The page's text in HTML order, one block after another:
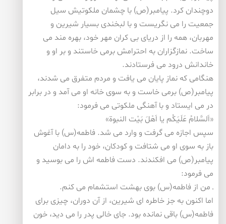
دوچندان كرد. پیامبر(ص) با چشمان ملكوتیش سیل
جمعیت را می نگریست و با لبخندی بسیار شیرین و
مهربان، همه را از دریای بی كران مهر خود، بهره مند می
ساخت. نمازگزاران به احترامش برمی خاستند و بر او و
خاندانش درود می فرستادند.
هنگامی كه نماز پایان می یافت و مردم متفرق می شدند،
پیامبر(ص) برمی خاست و به سوی خانه او می آمد و در برابر
در می ایستاد و با آهنگی ملكوتی می فرمود:
«اَلسَّلامُ عَلَیَكُم یا اَهْلَ بَیْت النبوة»
سپس اجازه می گرفت و وارد می شد. فاطمه(س) با آغوش
باز به سوی او می شتافت و كودكان، خود را به دامان
پیامبر(ص) می افكندند. دست فاطمه اش را می بوسید و
می فرمود:
ـ من از فاطمه(س) بوی بهشت استشمام می كنم.
اما اكنون به جز خاطره ای شیرین، از آن دوران، چیزی برای
فاطمه(س) باقی نمانده بود. جای خالی پدر را می دید، خون